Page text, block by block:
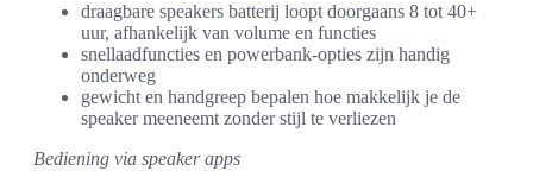
draagbare speakers batterij loopt doorgaans 8 tot 40+
uur, afhankelijk van volume en functies
snellaadfuncties en powerbank-opties zijn handig
onderweg
gewicht en handgreep bepalen hoe makkelijk je de
speaker meeneemt zonder stijl te verliezen
Bediening via speaker apps